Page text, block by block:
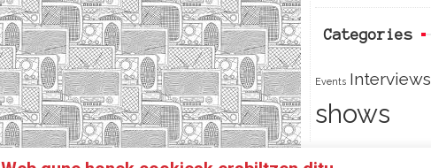
Categories
Events Interviews
shows